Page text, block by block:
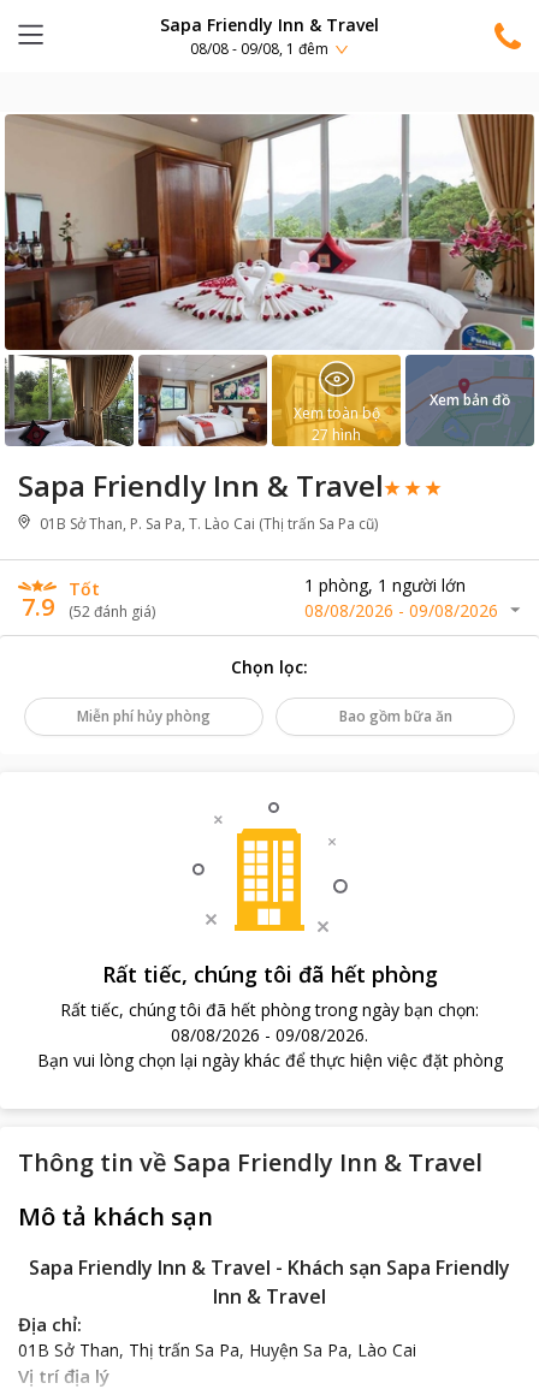
Sapa Friendly Inn & Travel
08/08 - 09/08, 1 đêm
Sapa Friendly Inn & Travel
01B Sở Than, P. Sa Pa, T. Lào Cai (Thị trấn Sa Pa cũ)
7.9
Tốt
(52đánh giá)
1 phòng, 1 người lớn
08/08/2026 - 09/08/2026
Xem toàn bộ
27 hình
Xem bản đồ
Chọn lọc:
Miễn phí hủy phòng Bao gồm bữa ăn
Rất tiếc, chúng tôi đã hết phòng
Rất tiếc, chúng tôi đã hết phòng trong ngày bạn chọn:
08/08/2026 - 09/08/2026.
Bạn vui lòng chọn lại ngày khác để thực hiện việc đặt phòng
Thông tin về Sapa Friendly Inn & Travel
Mô tả khách sạn
Sapa Friendly Inn & Travel - Khách sạn Sapa Friendly
Inn & Travel
Địa chỉ:
01B Sở Than, Thị trấn Sa Pa, Huyện Sa Pa, Lào Cai
Vị trí địa lý